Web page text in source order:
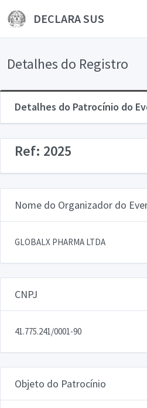
DECLARA SUS
Detalhes do Registro
Detalhes do Patrocínio do
Ref: 2025
Nome do Organizador do
GLOBALX PHARMA LTDA
CNPJ
41.775.241/0001-90
Objeto do Patrocínio